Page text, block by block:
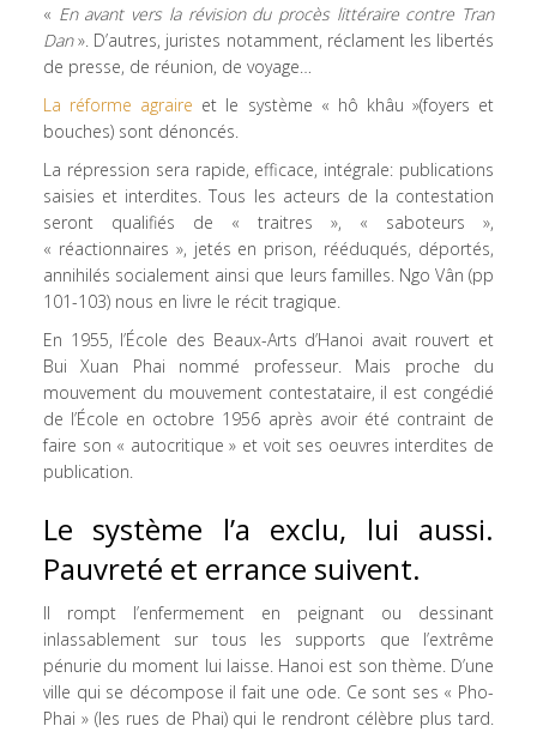
« En avant vers la révision du procès littéraire contre Tran
Dan». D’autres, juristes notamment, réclament les libertés
de presse, de réunion, de voyage…
La réforme agraire et le système « hô khâu »(foyers et
bouches) sont dénoncés.
La répression sera rapide, efficace, intégrale: publications
saisies et interdites. Tous les acteurs de la contestation
seront qualifiés de « traitres », « saboteurs »,
« réactionnaires », jetés en prison, rééduqués, déportés,
annihilés socialement ainsi que leurs familles. Ngo Vân (pp
101-103) nous en livre le récit tragique.
En 1955, l’École des Beaux-Arts d’Hanoi avait rouvert et
Bui Xuan Phai nommé professeur. Mais proche du
mouvement du mouvement contestataire, il est congédié
de l’École en octobre 1956 après avoir été contraint de
faire son « autocritique » et voit ses oeuvres interdites de
publication.
Le système l’a exclu, lui aussi.
Pauvreté et errance suivent.
Il rompt l’enfermement en peignant ou dessinant
inlassablement sur tous les supports que l’extrême
pénurie du moment lui laisse. Hanoi est son thème. D’une
ville qui se décompose il fait une ode. Ce sont ses « Pho-
Phai » (les rues de Phai) qui le rendront célèbre plus tard.